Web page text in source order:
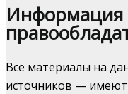
Информация
Все материалы на
источников — имеют